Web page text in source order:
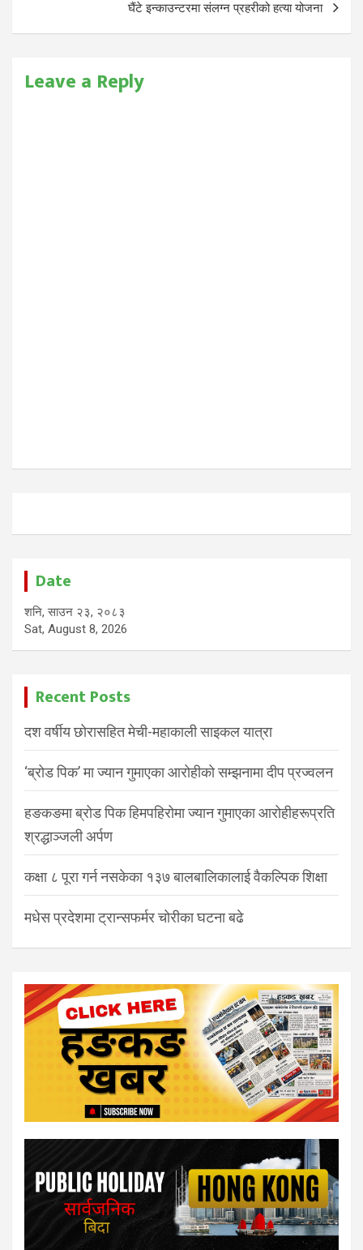
घैंटे इन्काउन्टरमा संलग्न प्रहरीको हत्या योजना
Leave a Reply
Date
शनि, साउन २३, २०८३
Sat, August 8, 2026
Recent Posts
दश वर्षीय छोरासहित मेची-महाकाली साइकल यात्रा
‘ब्रोड पिक’ मा ज्यान गुमाएका आरोहीको सम्झनामा दीप प्रज्वलन
हङकङमा ब्रोड पिक हिमपहिरोमा ज्यान गुमाएका आरोहीहरूप्रति
श्रद्धाञ्जली अर्पण
कक्षा ८ पूरा गर्न नसकेका १३७ बालबालिकालाई वैकल्पिक शिक्षा
मधेस प्रदेशमा ट्रान्सफर्मर चोरीका घटना बढे